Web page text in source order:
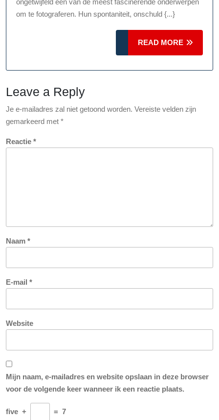
Vangen
Onschuldige
Schoonheid
ongetwijfeld een van de meest fascinerende onderwerpen
om te fotograferen. Hun spontaniteit, onschuld {...}
READ MORE
MORE
Leave a Reply
Je e-mailadres zal niet getoond worden. Vereiste velden zijn
gemarkeerd met *
Reactie *
Naam *
E-mail *
Website
Mijn naam, e-mailadres en website opslaan in deze browser
voor de volgende keer wanneer ik een reactie plaats.
five + = 7